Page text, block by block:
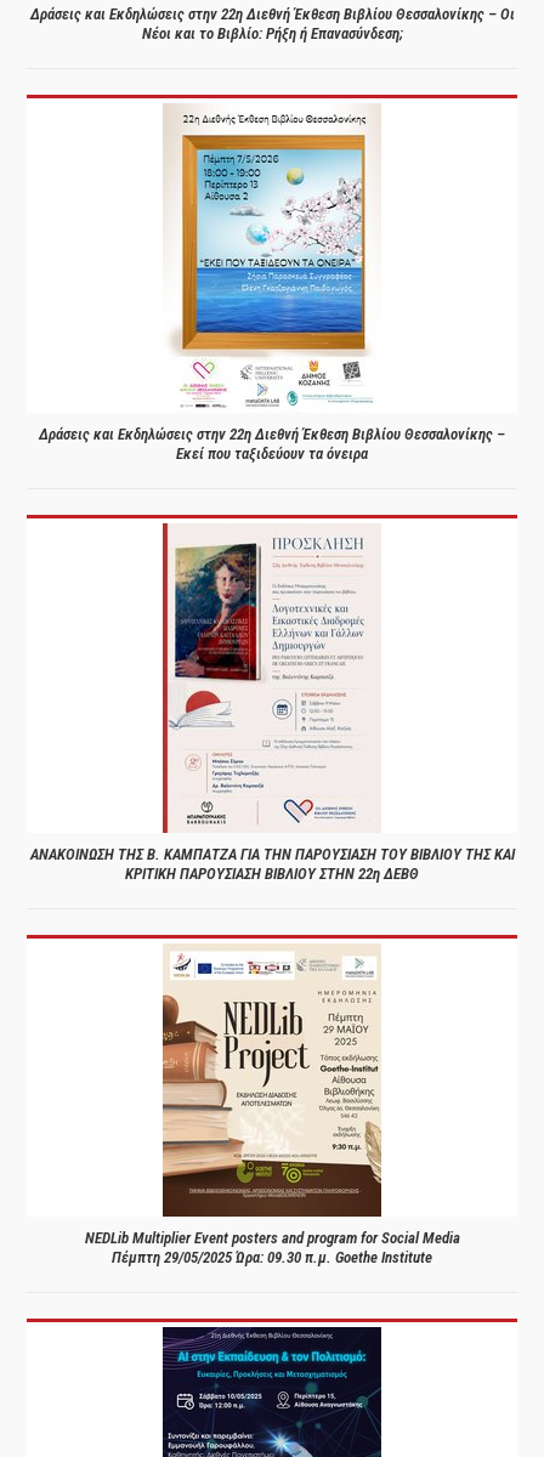
Δράσεις και Εκδηλώσεις στην 22η Διεθνή Έκθεση Βιβλίου Θεσσαλονίκης – Οι
Νέοι και το Βιβλίο: Ρήξη ή Επανασύνδεση;
Δράσεις και Εκδηλώσεις στην 22η Διεθνή Έκθεση Βιβλίου Θεσσαλονίκης –
Εκεί που ταξιδεύουν τα όνειρα
ΑΝΑΚΟΙΝΩΣΗ ΤΗΣ Β. ΚΑΜΠΑΤΖΑ ΓΙΑ ΤΗΝ ΠΑΡΟΥΣΙΑΣΗ ΤΟΥ ΒΙΒΛΙΟΥ ΤΗΣ ΚΑΙ
ΚΡΙΤΙΚΗ ΠΑΡΟΥΣΙΑΣΗ ΒΙΒΛΙΟΥ ΣΤΗΝ 22η ΔΕΒΘ
NEDLib Multiplier Event posters and program for Social Media
Πέμπτη 29/05/2025 Ώρα: 09.30 π.μ. Goethe Institute